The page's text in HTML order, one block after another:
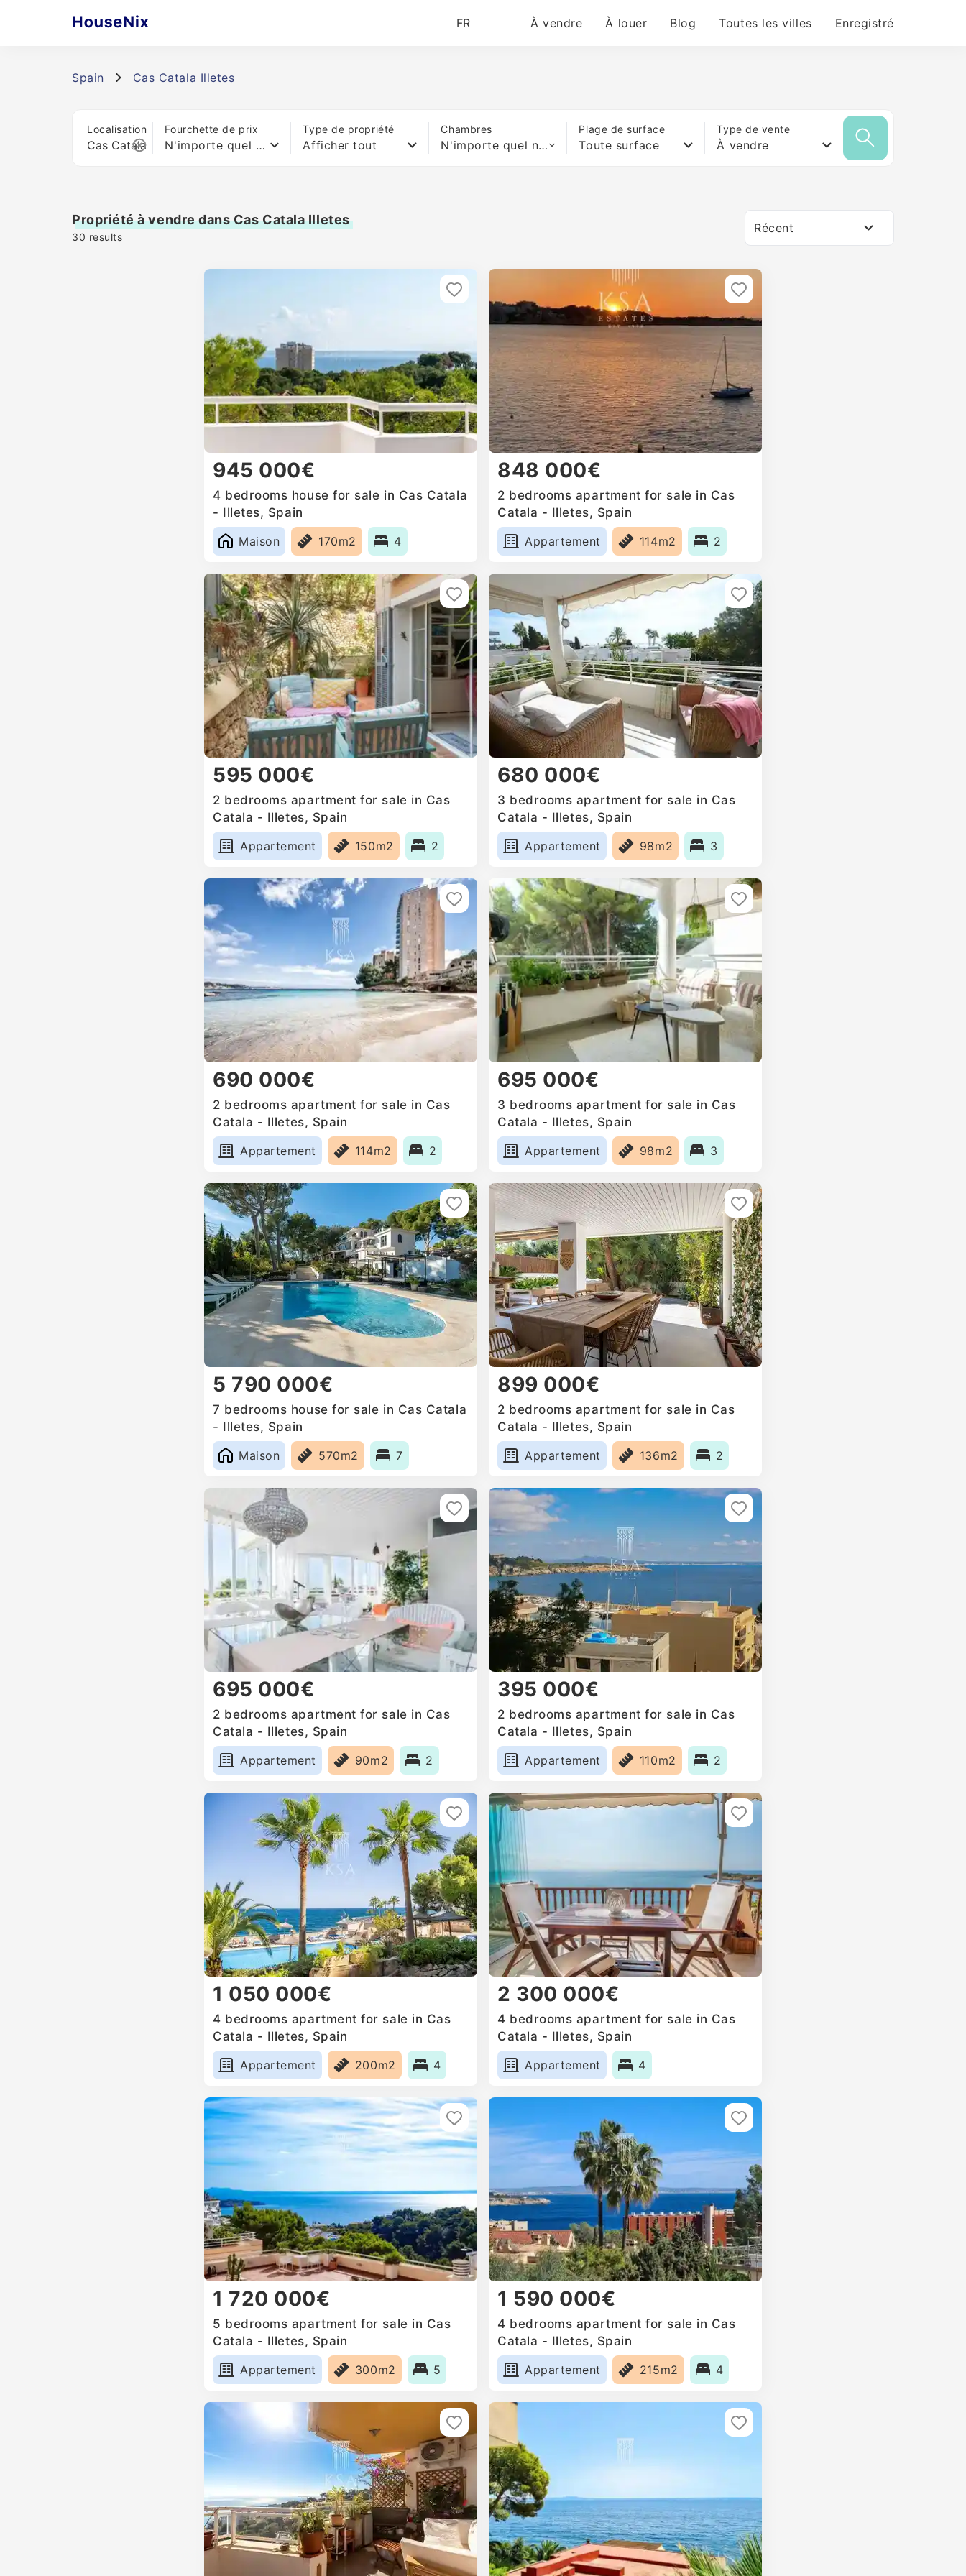
FR À vendre À louer Blog Toutes les villes Enregistré
Spain Cas Catala Illetes
Localisation Fourchette de prix
N'importe quel prix
Type de propriété
Afficher tout
Chambres
N'importe quel nombre de lits
Plage de surface
Toute surface
Type de vente
À vendre
Propriété à vendre dans Cas Catala Illetes
30 results
Récent
945 000€
4 bedrooms house for sale in Cas Catala
- Illetes, Spain
Maison
170m2 4
848 000€
2 bedrooms apartment for sale in Cas
Catala - Illetes, Spain
Appartement
114m2 2
595 000€
2 bedrooms apartment for sale in Cas
Catala - Illetes, Spain
Appartement
150m2 2
680 000€
3 bedrooms apartment for sale in Cas
Catala - Illetes, Spain
Appartement
98m2 3
690 000€
2 bedrooms apartment for sale in Cas
Catala - Illetes, Spain
Appartement
114m2 2
695 000€
3 bedrooms apartment for sale in Cas
Catala - Illetes, Spain
Appartement
98m2 3
5 790 000€
7 bedrooms house for sale in Cas Catala
- Illetes, Spain
Maison
570m2 7
899 000€
2 bedrooms apartment for sale in Cas
Catala - Illetes, Spain
Appartement
136m2 2
695 000€
2 bedrooms apartment for sale in Cas
Catala - Illetes, Spain
Appartement
90m2 2
395 000€
2 bedrooms apartment for sale in Cas
Catala - Illetes, Spain
Appartement
110m2 2
1 050 000€
4 bedrooms apartment for sale in Cas
Catala - Illetes, Spain
Appartement
200m2 4
2 300 000€
4 bedrooms apartment for sale in Cas
Catala - Illetes, Spain
Appartement
4
1 720 000€
5 bedrooms apartment for sale in Cas
Catala - Illetes, Spain
Appartement
300m2 5
1 590 000€
4 bedrooms apartment for sale in Cas
Catala - Illetes, Spain
Appartement
215m2 4